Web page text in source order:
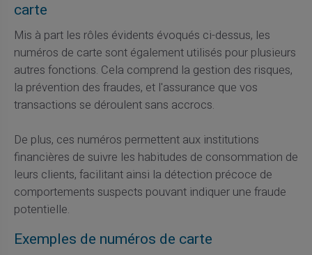
carte
Mis à part les rôles évidents évoqués ci-dessus, les
numéros de carte sont également utilisés pour plusieurs
autres fonctions. Cela comprend la gestion des risques,
la prévention des fraudes, et l'assurance que vos
transactions se déroulent sans accrocs.
De plus, ces numéros permettent aux institutions
financières de suivre les habitudes de consommation de
leurs clients, facilitant ainsi la détection précoce de
comportements suspects pouvant indiquer une fraude
potentielle.
Exemples de numéros de carte